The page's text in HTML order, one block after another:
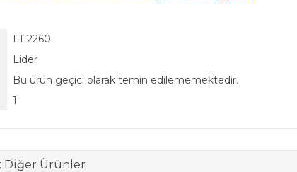
LT 2260
Lider
Bu ürün geçici olarak temin edilememektedir.
1
Diğer Ürünler